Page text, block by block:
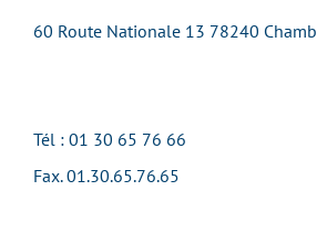
60 Route Nationale 13 78240
Tél : 01 30 65 76 66
Fax. 01.30.65.76.65